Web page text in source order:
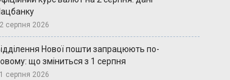
серпня 2026
Нової пошти запрацюють по-
що зміниться з 1 серпня
серпня 2026